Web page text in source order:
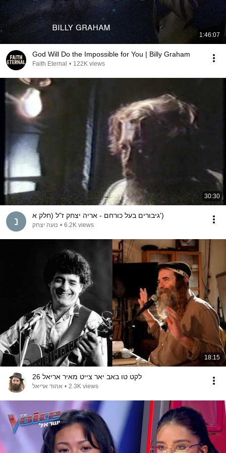
1:46:07
God Will Do the Impossible for You | Billy Graham
Faith Eternal • 122K views
30:30
גיבורים בעל כורחם - אריה יצחק ז"ל (חלק א')
נועה יצחק • 6.2K views
18:15
לקט טו באב יאר צייט מאיר אריאל 26
אהוד אריאל • 2.3K views